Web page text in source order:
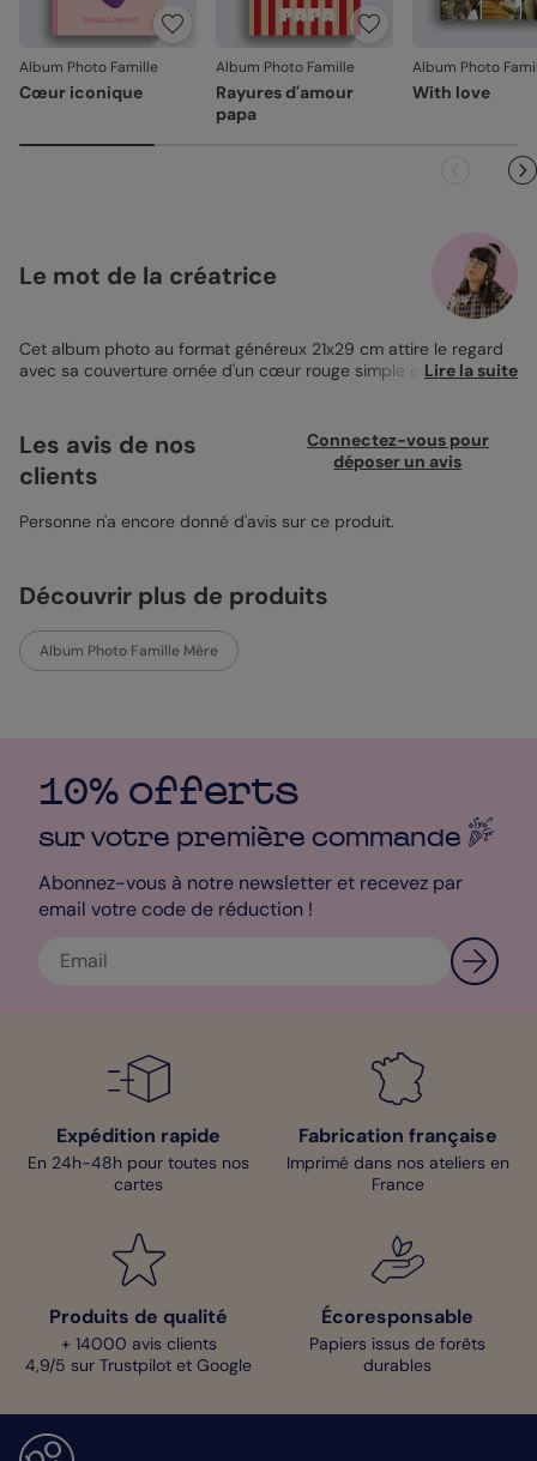
jours. Nous nous occupons de tout et relançons une
impression si nécessaire.
En revanche, si le point concerne la personnalisation que
vous avez validée (texte, photo, mise en page), le produit
ne pourra pas être repris.
Album Photo Famille
Cœur iconique
Album Photo Famille
Rayures d'amour
papa
Album Photo
With love
Le mot de la créatrice
Cet album photo au format généreux 21x29 cm attire le regard
avec sa couverture ornée d'un cœur rouge simple et touchant.
personnalisez chaque page avec vos photos et créez un récit
unique qui vous ressemble. Page après page, vous immortalisez
vos moments précieux sans aucun compromis sur le style.
Lire la suite
Les avis de nos
clients
Connectez-vous pour
déposer un avis
Personne n'a encore donné d'avis sur ce produit.
Découvrir plus de produits
Album Photo Famille Mère
10% offerts
sur votre première commande
Abonnez-vous à notre newsletter et recevez par
email votre code de réduction !
Expédition rapide
En 24h-48h pour toutes nos
cartes
Fabrication française
Imprimé dans nos ateliers en
France
Produits de qualité
+ 14000 avis clients
4,9/5 sur Trustpilot et Google
Écoresponsable
Papiers issus de forêts
durables